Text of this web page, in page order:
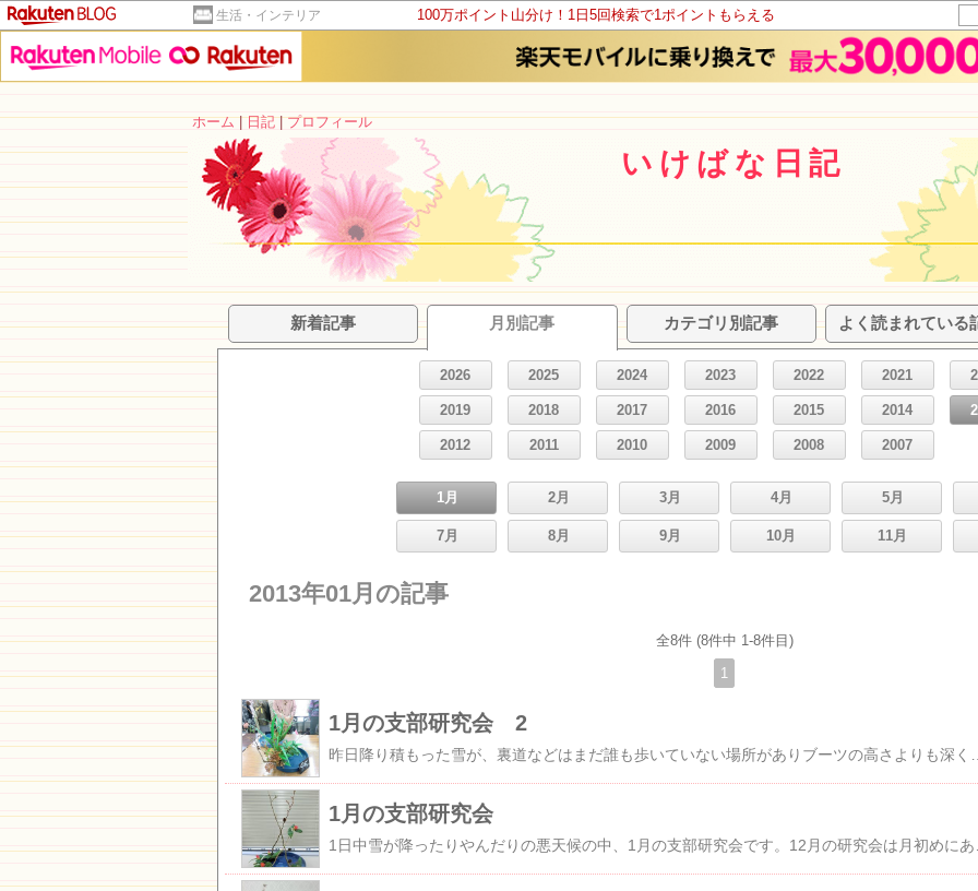
生活・インテリア 100万ポイント山分け！1日5回検索で1ポイントもらえる
ホーム|日記|プロフィール
いけばな日記
新着記事 月別記事 カテゴリ別記事 よく読まれている
2026 2025 2024 2023 2022 2021
2019 2018 2017 2016 2015 2014
2012 2011 2010 2009 2008 2007
1月 2月 3月 4月 5月
7月 8月 9月 10月 11月
2013年01月の記事
全8件 (8件中 1-8件目)
1
1月の支部研究会 2
1月の支部研究会